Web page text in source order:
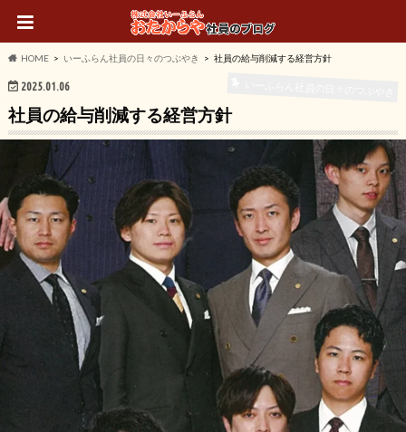
HOME いーふらん社員の日々のつぶやき 社員の給与削減する経営方針
2025.01.06
社員の給与削減する経営方針